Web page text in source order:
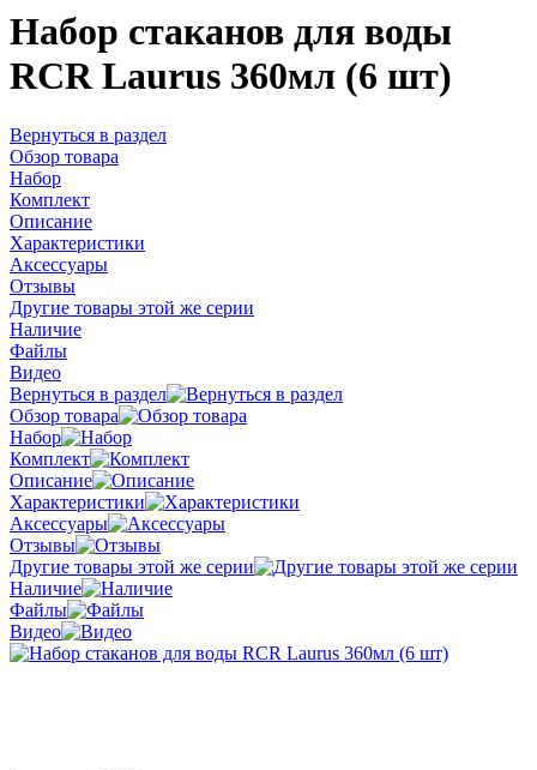
Набор стаканов для воды
RCR Laurus 360мл (6 шт)
Вернуться в раздел
Обзор товара
Набор
Комплект
Описание
Характеристики
Аксессуары
Отзывы
Другие товары этой же серии
Наличие
Файлы
Видео
Вернуться в раздел
Обзор товара
Набор
Комплект
Описание
Характеристики
Аксессуары
Отзывы
Другие товары этой же серии
Наличие
Файлы
Видео